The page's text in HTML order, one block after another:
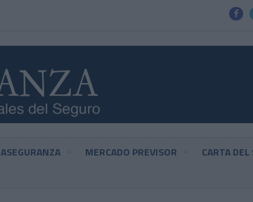

ASEGURANZA MERCADO PREVISOR CARTA DEL